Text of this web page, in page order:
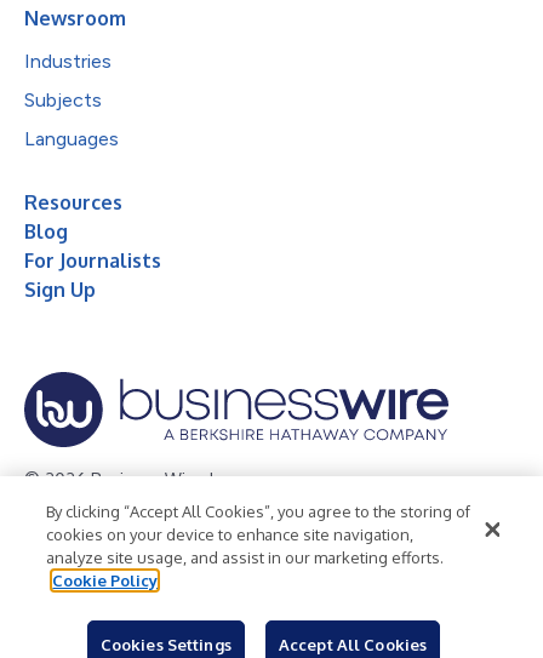
Newsroom
Industries
Subjects
Languages
Resources
Blog
For Journalists
Sign Up
© 2026 Business Wire, Inc.
Privacy Policy Cookie Policy
Accessibility Statement
Terms of Use
Legal
By clicking “Accept All Cookies”, you agree to the storing of
cookies on your device to enhance site navigation,
analyze site usage, and assist in our marketing efforts.
Cookie Policy
Cookies Settings Accept All Cookies